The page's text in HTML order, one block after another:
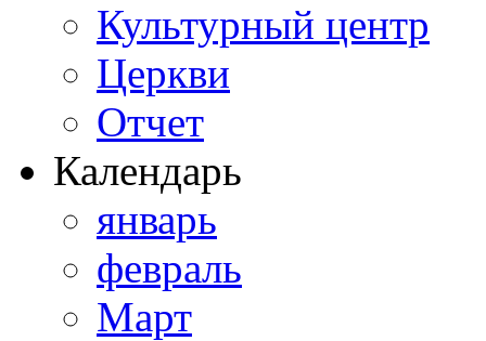
Культурный центр
Церкви
Отчет
Календарь
январь
февраль
Март